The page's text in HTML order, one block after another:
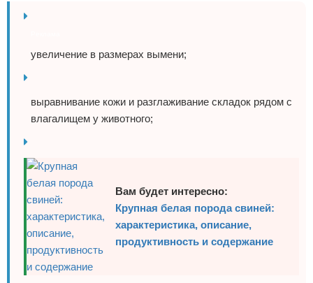
увеличение в размерах вымени;
выравнивание кожи и разглаживание складок рядом с
влагалищем у животного;
Вам будет интересно:
Крупная белая порода свиней:
характеристика, описание,
продуктивность и содержание